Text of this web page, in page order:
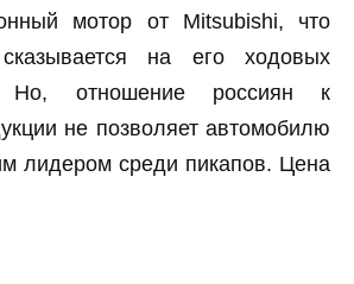
мотор от Mitsubishi, что
сказывается на его ходовых
Но, отношение россиян к
не позволяет автомобилю
лидером среди пикапов. Цена